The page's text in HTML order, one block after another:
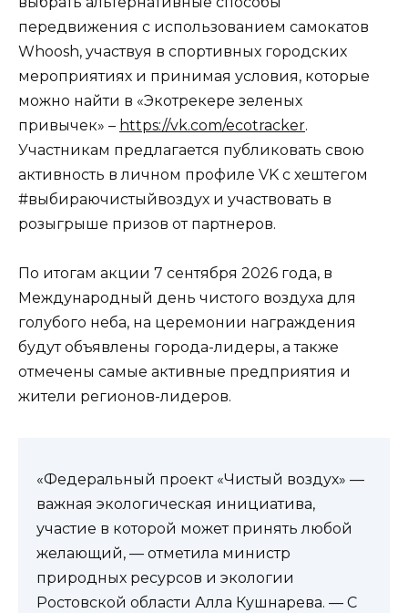
передвижения с использованием самокатов
Whoosh, участвуя в спортивных городских
мероприятиях и принимая условия, которые
можно найти в «Экотрекере зеленых
привычек» – https://vk.com/ecotracker.
Участникам предлагается публиковать свою
активность в личном профиле VK с хештегом
#выбираючистыйвоздух и участвовать в
розыгрыше призов от партнеров.
По итогам акции 7 сентября 2026 года, в
Международный день чистого воздуха для
голубого неба, на церемонии награждения
будут объявлены города-лидеры, а также
отмечены самые активные предприятия и
жители регионов-лидеров.
«Федеральный проект «Чистый воздух» —
важная экологическая инициатива,
участие в которой может принять любой
желающий, — отметила министр
природных ресурсов и экологии
Ростовской области Алла Кушнарева. — С